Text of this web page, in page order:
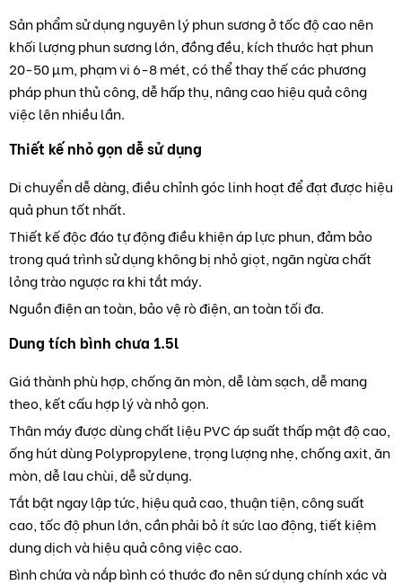
Sản phẩm sử dụng nguyên lý phun sương ở tốc độ cao nên
khối lượng phun sương lớn, đồng đều, kích thước hạt phun
20-50 µm, phạm vi 6-8 mét, có thể thay thế các phương
pháp phun thủ công, dễ hấp thụ, nâng cao hiệu quả công
việc lên nhiều lần.
Thiết kế nhỏ gọn dễ sử dụng
Di chuyển dễ dàng, điều chỉnh góc linh hoạt để đạt được hiệu
quả phun tốt nhất.
Thiết kế độc đáo tự động điều khiện áp lực phun, đảm bảo
trong quá trình sử dụng không bị nhỏ giọt, ngăn ngừa chất
lỏng trào ngược ra khi tắt máy.
Nguồn điện an toàn, bảo vệ rò điện, an toàn tối đa.
Dung tích bình chưa 1.5l
Giá thành phù hợp, chống ăn mòn, dễ làm sạch, dễ mang
theo, kết cấu hợp lý và nhỏ gọn.
Thân máy được dùng chất liệu PVC áp suất thấp mật độ cao,
ống hút dùng Polypropylene, trọng lượng nhẹ, chống axit, ăn
mòn, dễ lau chùi, dễ sử dụng.
Tắt bật ngay lập tức, hiệu quả cao, thuận tiện, công suất
cao, tốc độ phun lớn, cần phải bỏ ít sức lao động, tiết kiệm
dung dịch và hiệu quả công việc cao.
Bình chứa và nắp bình có thước đo nên sứ dụng chính xác và